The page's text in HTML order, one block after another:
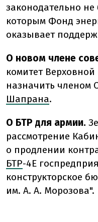
законодательно
которым Фонд
оказывает
О новом члене
комитет
назначить членом
Шапрана.
О БТР для армии.
рассмотрение
о продлении
БТР-4Е
конструкторское
им. А. А. Морозова".